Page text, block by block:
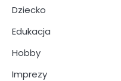
Dziecko
Edukacja
Hobby
Imprezy